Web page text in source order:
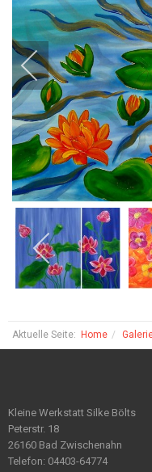
Aktuelle Seite: Home
Kleine Werkstatt Silke Bölts
Peterstr. 18
26160 Bad Zwischenahn
Telefon: 04403-64774